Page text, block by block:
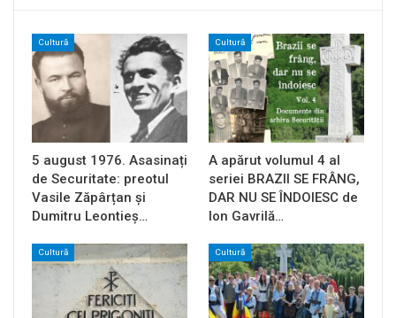
Cultură
5 august 1976. Asasinați
de Securitate: preotul
Vasile Zăpârțan și
Dumitru Leontieș…
Cultură
A apărut volumul 4 al
seriei BRAZII SE FRÂNG,
DAR NU SE ÎNDOIESC de
Ion Gavrilă…
Cultură Cultură